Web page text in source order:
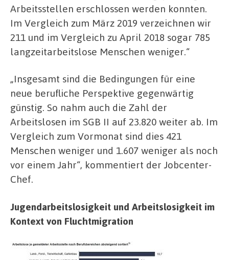
Arbeitsstellen erschlossen werden konnten.
Im Vergleich zum März 2019 verzeichnen wir
211 und im Vergleich zu April 2018 sogar 785
langzeitarbeitslose Menschen weniger.“
„Insgesamt sind die Bedingungen für eine
neue berufliche Perspektive gegenwärtig
günstig. So nahm auch die Zahl der
Arbeitslosen im SGB II auf 23.820 weiter ab. Im
Vergleich zum Vormonat sind dies 421
Menschen weniger und 1.607 weniger als noch
vor einem Jahr“, kommentiert der Jobcenter-
Chef.
Jugendarbeitslosigkeit und Arbeitslosigkeit im
Kontext von Fluchtmigration